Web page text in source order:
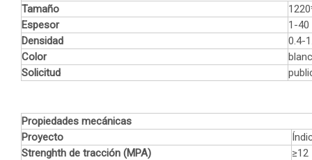
Tamaño
Espesor
1-
Densidad
0.4-
Color
Solicitud
Propiedades mecánicas
Proyecto
Strenghth de tracción (MPA)
≥12